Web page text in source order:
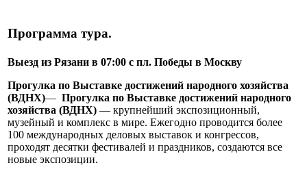
Программа тура.
Выезд из Рязани в 07:00 с пл. Победы в Москву
Прогулка по Выставке достижений народного хозяйства
(ВДНХ)— Прогулка по Выставке достижений народного
хозяйства (ВДНХ) — крупнейший экспозиционный,
музейный и комплекс в мире. Ежегодно проводится более
100 международных деловых выставок и конгрессов,
проходят десятки фестивалей и праздников, создаются все
новые экспозиции.